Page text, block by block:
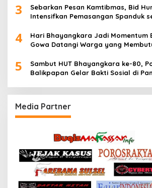
3
Sebarkan Pesan Kamtibmas, Bid
Intensifkan Pemasangan Spanduk
4
Hari Bhayangkara Jadi Momentum
Gowa Datangi Warga yang
5
Sambut HUT Bhayangkara ke-80,
Balikpapan Gelar Bakti Sosial di
Media Partner